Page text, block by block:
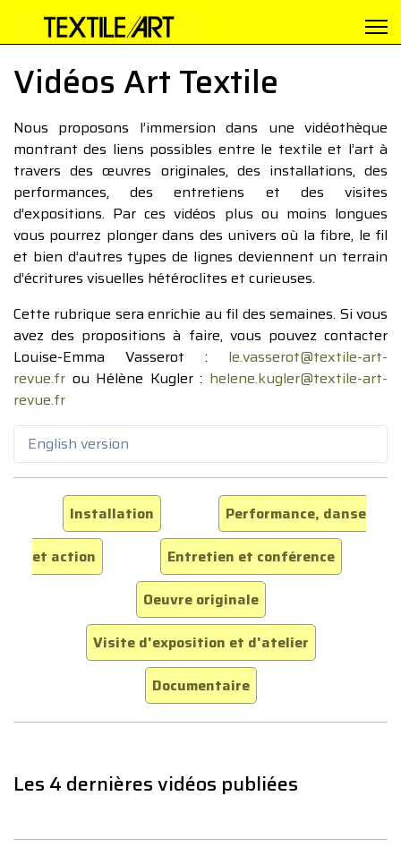
Vidéos Art Textile
Nous proposons l’immersion dans une vidéothèque
montrant des liens possibles entre le textile et l’art à
travers des œuvres originales, des installations, des
performances, des entretiens et des visites
d’expositions. Par ces vidéos plus ou moins longues
vous pourrez plonger dans des univers où la fibre, le fil
et bien d’autres types de lignes deviennent un terrain
d’écritures visuelles hétéroclites et curieuses.
Cette rubrique sera enrichie au fil des semaines. Si vous
avez des propositions à faire, vous pouvez contacter
Louise-Emma Vasserot : le.vasserot@textile-art-
revue.fr ou Hélène Kugler : helene.kugler@textile-art-
revue.fr
English version
Installation
Performance, danse
et action
Entretien et conférence
Oeuvre originale
Visite d'exposition et d'atelier
Documentaire
Les 4 dernières vidéos publiées